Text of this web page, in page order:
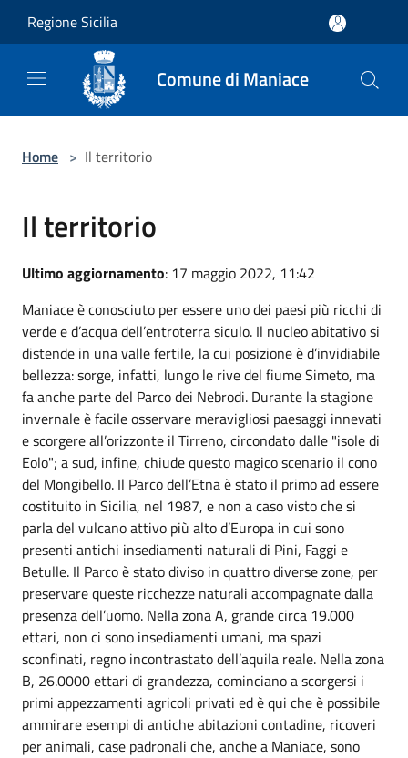
Regione Sicilia
Comune di Maniace
Home > Il territorio
Il territorio
Ultimo aggiornamento: 17 maggio 2022, 11:42
Maniace è conosciuto per essere uno dei paesi più ricchi di
verde e d’acqua dell’entroterra siculo. Il nucleo abitativo si
distende in una valle fertile, la cui posizione è d’invidiabile
bellezza: sorge, infatti, lungo le rive del fiume Simeto, ma
fa anche parte del Parco dei Nebrodi. Durante la stagione
invernale è facile osservare meravigliosi paesaggi innevati
e scorgere all’orizzonte il Tirreno, circondato dalle "isole di
Eolo"; a sud, infine, chiude questo magico scenario il cono
del Mongibello. Il Parco dell’Etna è stato il primo ad essere
costituito in Sicilia, nel 1987, e non a caso visto che si
parla del vulcano attivo più alto d’Europa in cui sono
presenti antichi insediamenti naturali di Pini, Faggi e
Betulle. Il Parco è stato diviso in quattro diverse zone, per
preservare queste ricchezze naturali accompagnate dalla
presenza dell’uomo. Nella zona A, grande circa 19.000
ettari, non ci sono insediamenti umani, ma spazi
sconfinati, regno incontrastato dell’aquila reale. Nella zona
B, 26.0000 ettari di grandezza, cominciano a scorgersi i
primi appezzamenti agricoli privati ed è qui che è possibile
ammirare esempi di antiche abitazioni contadine, ricoveri
per animali, case padronali che, anche a Maniace, sono